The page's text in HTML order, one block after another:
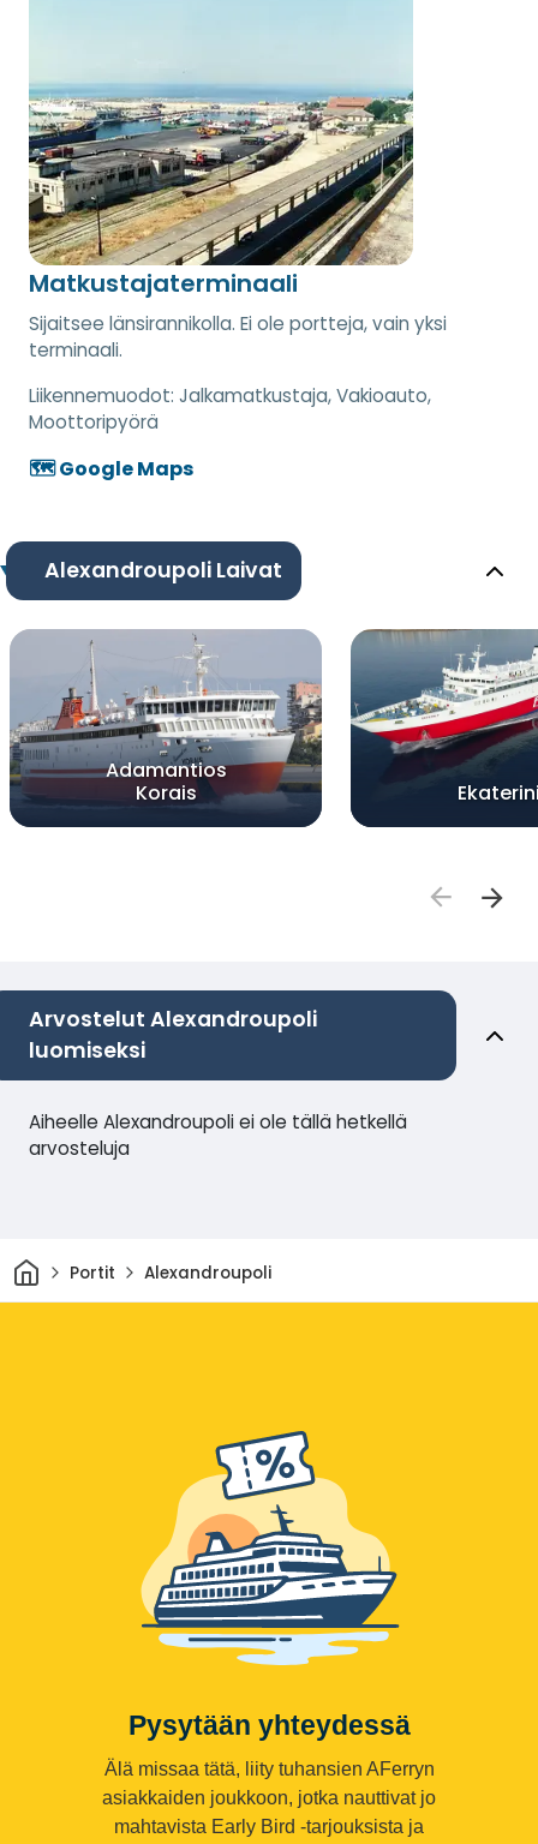
Matkustajaterminaali
Sijaitsee länsirannikolla. Ei ole portteja, vain yksi
terminaali.
Liikennemuodot: Jalkamatkustaja, Vakioauto,
Moottoripyörä
🗺️ Google Maps
Alexandroupoli Laivat
Adamantios
Korais
Arvostelut Alexandroupoli
luomiseksi
Aiheelle Alexandroupoli ei ole tällä hetkellä
arvosteluja
KotiinPortit Alexandroupoli
Pysytään yhteydessä
Älä missaa tätä, liity tuhansien AFerryn
asiakkaiden joukkoon, jotka nauttivat jo
mahtavista Early Bird -tarjouksista ja